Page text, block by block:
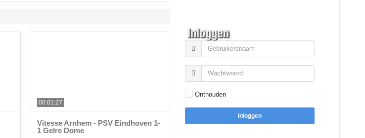
00:01:27
Vitesse Arnhem - PSV Eindhoven 1-
1 Gelre Dome
Inloggen
Onthouden
Inloggen